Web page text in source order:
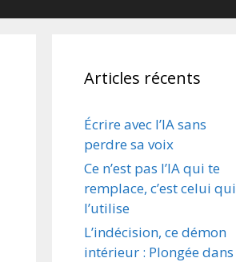
Articles récents
Écrire avec l’IA sans
perdre sa voix
Ce n’est pas l’IA qui te
remplace, c’est celui qui
l’utilise
L’indécision, ce démon
intérieur : Plongée dans